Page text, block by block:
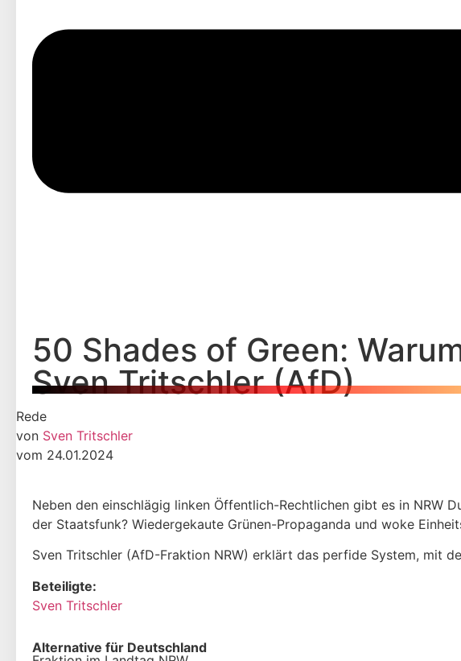
50 Shades of Green:
Sven Tritschler (AfD)
Rede
von Sven Tritschler
vom 24.01.2024
Neben den einschlägig linken Öffentlich-Rechtlichen gibt es in NRW
der Staatsfunk? Wiedergekaute Grünen-Propaganda und woke
Sven Tritschler (AfD-Fraktion NRW) erklärt das perfide System, mit
Beteiligte:
Sven Tritschler
Alternative für Deutschland